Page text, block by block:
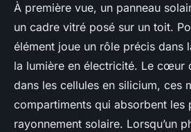
À première vue, un panneau
un cadre vitré posé sur un toit.
élément joue un rôle précis dans
la lumière en électricité. Le cœur
dans les cellules en silicium, ces
compartiments qui absorbent les
rayonnement solaire. Lorsqu’un